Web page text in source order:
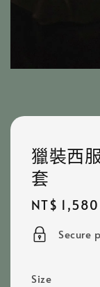
獵裝西
套
Regular
price
NT$ 1,580
Secure
Size